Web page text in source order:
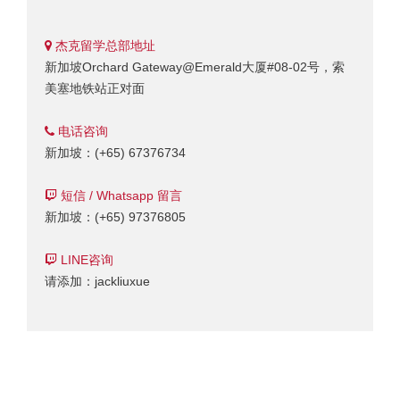
杰克留学总部地址
新加坡Orchard Gateway@Emerald大厦#08-02号，索
美塞地铁站正对面
电话咨询
新加坡：(+65) 67376734
短信 / Whatsapp 留言
新加坡：(+65) 97376805
LINE咨询
请添加：jackliuxue